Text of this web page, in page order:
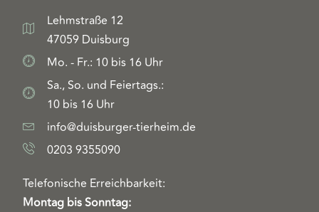
Lehmstraße 12
47059 Duisburg
Mo. - Fr.: 10 bis 16 Uhr
Sa., So. und Feiertags.:
10 bis 16 Uhr
info@duisburger-tierheim.de
0203 9355090
Telefonische Erreichbarkeit:
Montag bis Sonntag: